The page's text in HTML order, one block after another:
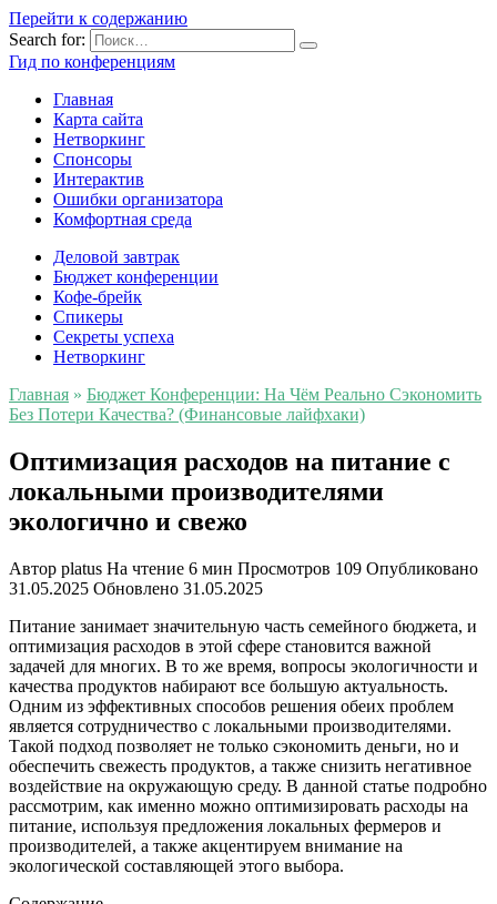
Перейти к содержанию
Search for:
Гид по конференциям
Главная
Карта сайта
Нетворкинг
Спонсоры
Интерактив
Ошибки организатора
Комфортная среда
Деловой завтрак
Бюджет конференции
Кофе-брейк
Спикеры
Секреты успеха
Нетворкинг
Главная » Бюджет Конференции: На Чём Реально Сэкономить
Без Потери Качества? (Финансовые лайфхаки)
Оптимизация расходов на питание с
локальными производителями
экологично и свежо
Автор platus На чтение 6 мин Просмотров 109 Опубликовано
31.05.2025 Обновлено 31.05.2025
Питание занимает значительную часть семейного бюджета, и
оптимизация расходов в этой сфере становится важной
задачей для многих. В то же время, вопросы экологичности и
качества продуктов набирают все большую актуальность.
Одним из эффективных способов решения обеих проблем
является сотрудничество с локальными производителями.
Такой подход позволяет не только сэкономить деньги, но и
обеспечить свежесть продуктов, а также снизить негативное
воздействие на окружающую среду. В данной статье подробно
рассмотрим, как именно можно оптимизировать расходы на
питание, используя предложения локальных фермеров и
производителей, а также акцентируем внимание на
экологической составляющей этого выбора.